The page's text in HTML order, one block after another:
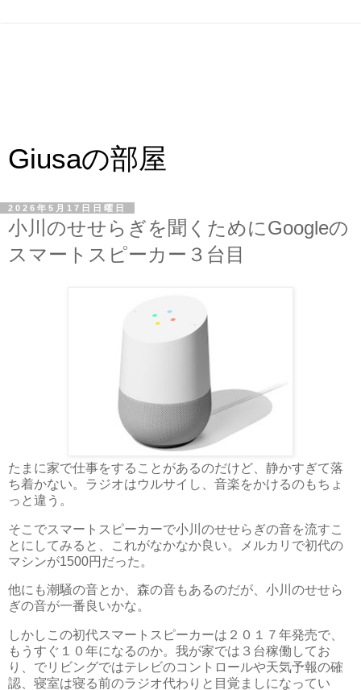
Giusaの部屋
2026年5月17日日曜日
小川のせせらぎを聞くためにGoogleの
スマートスピーカー３台目
たまに家で仕事をすることがあるのだけど、静かすぎて落
ち着かない。ラジオはウルサイし、音楽をかけるのもちょ
っと違う。
そこでスマートスピーカーで小川のせせらぎの音を流すこ
とにしてみると、これがなかなか良い。メルカリで初代の
マシンが1500円だった。
他にも潮騒の音とか、森の音もあるのだが、小川のせせら
ぎの音が一番良いかな。
しかしこの初代スマートスピーカーは２０１７年発売で、
もうすぐ１０年になるのか。我が家では３台稼働してお
り、でリビングではテレビのコントロールや天気予報の確
認、寝室は寝る前のラジオ代わりと目覚ましになってい